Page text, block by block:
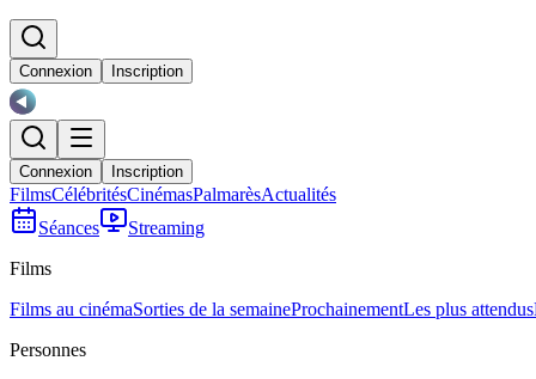
Connexion Inscription
Connexion Inscription
FilmsCélébritésCinémasPalmarèsActualités
Séances
Streaming
Films
Films au cinémaSorties de la semaineProchainementLes plus attendus
Personnes